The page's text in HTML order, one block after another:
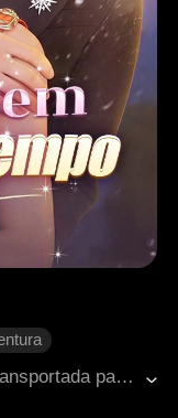
Thea, uma atriz, foi magicamente transportada para dentro do drama trágico em que atuou — e logo se viu diante de sua morte. Cansada de sofrer, decidiu se vingar: a herdeira falsa levou um tapa, sua mãe biológica outro, e o protagonista masculino recebeu críticas furiosas. Então, um charmoso desconhecido apareceu, e Thea decidiu conquistá-lo, abrindo caminho entre todos os obstáculos deste mundo absurdamente dramático.